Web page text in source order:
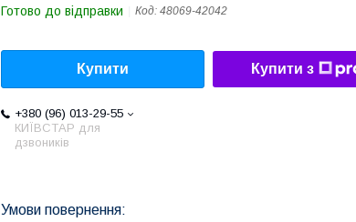
Готово до відправки Код: 48069-42042
Купити Купити з
+380 (96) 013-29-55
КИЇВСТАР для
дзвоників